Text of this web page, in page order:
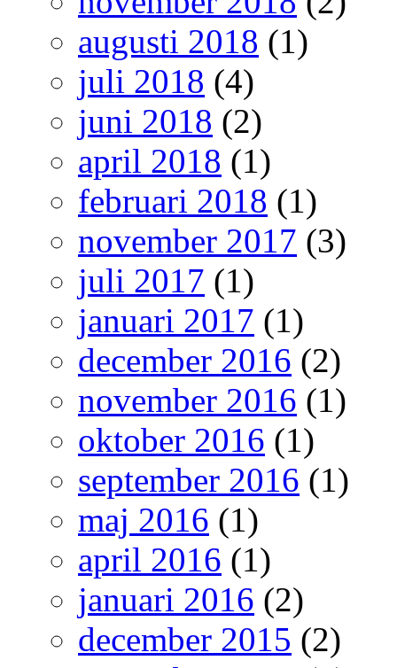
augusti 2018 (1)
juli 2018 (4)
juni 2018 (2)
april 2018 (1)
februari 2018 (1)
november 2017 (3)
juli 2017 (1)
januari 2017 (1)
december 2016 (2)
november 2016 (1)
oktober 2016 (1)
september 2016 (1)
maj 2016 (1)
april 2016 (1)
januari 2016 (2)
december 2015 (2)